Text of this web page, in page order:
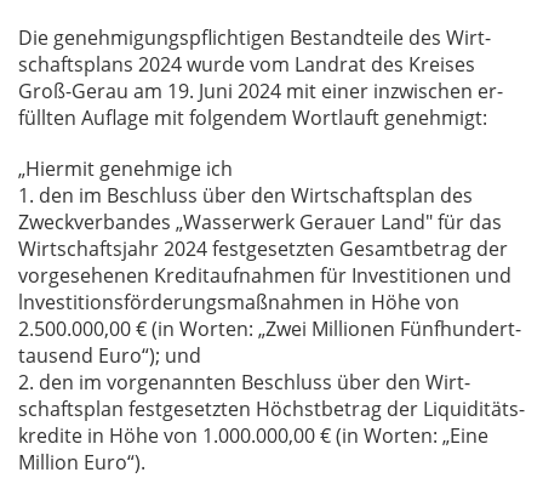
Die ge­neh­mi­gungs­pflich­ti­gen Be­stand­tei­le des Wirt­
schafts­plans 2024 wur­de vom Land­rat des Krei­ses
Groß-Gerau am 19. Juni 2024 mit ei­ner in­zwi­schen er­
füll­ten Auf­la­ge mit fol­gen­dem Wort­lauft ge­neh­migt:
„Hier­mit ge­neh­mi­ge ich
1. den im Be­schluss über den Wirt­schafts­plan des
Zweck­ver­ban­des „Was­ser­werk Ge­r­au­er Land" für das
Wirt­schafts­jahr 2024 fest­ge­setz­ten Ge­samt­be­trag der
vor­ge­se­he­nen Kre­dit­auf­nah­men für In­ves­ti­tio­nen und
ln­ves­ti­ti­ons­för­de­rungs­maß­nah­men in Höhe von
2.500.000,00 € (in Wor­ten: „Zwei Mil­lio­nen Fünf­hun­dert­
tau­send Euro“); und
2. den im vor­ge­nann­ten Be­schluss über den Wirt­
schafts­plan fest­ge­setz­ten Höchst­be­trag der Li­qui­di­täts­
kre­di­te in Höhe von 1.000.000,00 € (in Wor­ten: „Eine
Mil­li­on Euro“).